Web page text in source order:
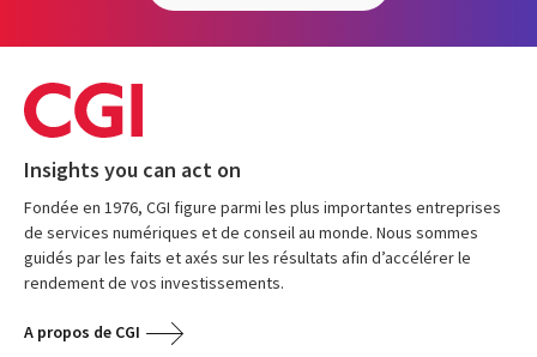
Insights you can act on
Fondée en 1976, CGI figure parmi les plus importantes entreprises
de services numériques et de conseil au monde. Nous sommes
guidés par les faits et axés sur les résultats afin d’accélérer le
rendement de vos investissements.
A propos de CGI